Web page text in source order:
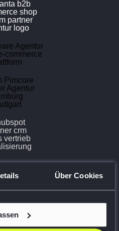
Über Cookies
Partner Agentur Hamburg &
Partner,YouTube Marketing